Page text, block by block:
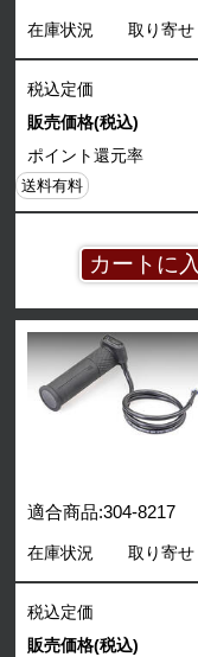
在庫状況 取り寄せ
税込定価
販売価格(税込)
ポイント還元率
送料有料
適合商品:304-8217
在庫状況 取り寄せ
税込定価
販売価格(税込)